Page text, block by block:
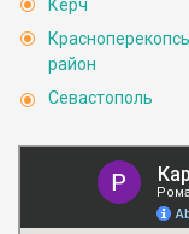
Керч
район
Севастополь